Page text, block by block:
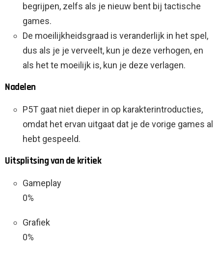
begrijpen, zelfs als je nieuw bent bij tactische
games.
De moeilijkheidsgraad is veranderlijk in het spel,
dus als je je verveelt, kun je deze verhogen, en
als het te moeilijk is, kun je deze verlagen.
Nadelen
P5T gaat niet dieper in op karakterintroducties,
omdat het ervan uitgaat dat je de vorige games al
hebt gespeeld.
Uitsplitsing van de kritiek
Gameplay
0%
Grafiek
0%